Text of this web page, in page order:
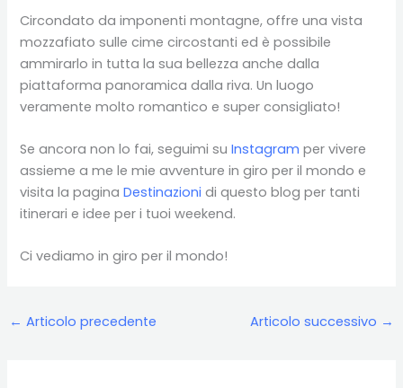
Circondato da imponenti montagne, offre una vista
mozzafiato sulle cime circostanti ed è possibile
ammirarlo in tutta la sua bellezza anche dalla
piattaforma panoramica dalla riva. Un luogo
veramente molto romantico e super consigliato!
Se ancora non lo fai, seguimi suInstagram per vivere
assieme a me le mie avventure in giro per il mondo e
visita la paginaDestinazioni di questo blog per tanti
itinerari e idee per i tuoi weekend.
Ci vediamo in giro per il mondo!
← Articolo precedente Articolo successivo →